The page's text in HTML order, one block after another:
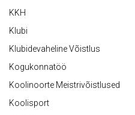
KKH
Klubi
Klubidevaheline Võistlus
Kogukonnatöö
Koolinoorte Meistrivõistlused
Koolisport